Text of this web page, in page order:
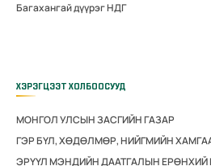
Багахангай дүүрэг НДГ
ХЭРЭГЦЭЭТ ХОЛБООСУУД
МОНГОЛ УЛСЫН ЗАСГИЙН ГАЗАР
ГЭР БҮЛ, ХӨДӨЛМӨР, НИЙГМИЙН
ЭРҮҮЛ МЭНДИЙН ДААТГАЛЫН ЕРӨНХИЙ